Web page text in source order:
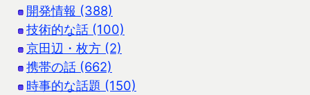
開発情報 (388)
技術的な話 (100)
京田辺・枚方 (2)
携帯の話 (662)
時事的な話題 (150)